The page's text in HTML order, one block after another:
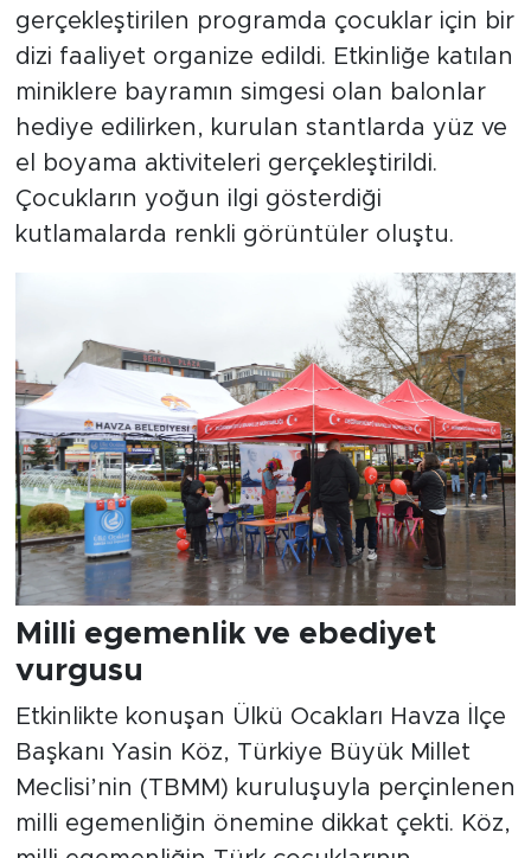
gerçekleştirilen programda çocuklar için bir
dizi faaliyet organize edildi. Etkinliğe katılan
miniklere bayramın simgesi olan balonlar
hediye edilirken, kurulan stantlarda yüz ve
el boyama aktiviteleri gerçekleştirildi.
Çocukların yoğun ilgi gösterdiği
kutlamalarda renkli görüntüler oluştu.
Milli egemenlik ve ebediyet
vurgusu
Etkinlikte konuşan Ülkü Ocakları Havza İlçe
Başkanı Yasin Köz, Türkiye Büyük Millet
Meclisi’nin (TBMM) kuruluşuyla perçinlenen
milli egemenliğin önemine dikkat çekti. Köz,